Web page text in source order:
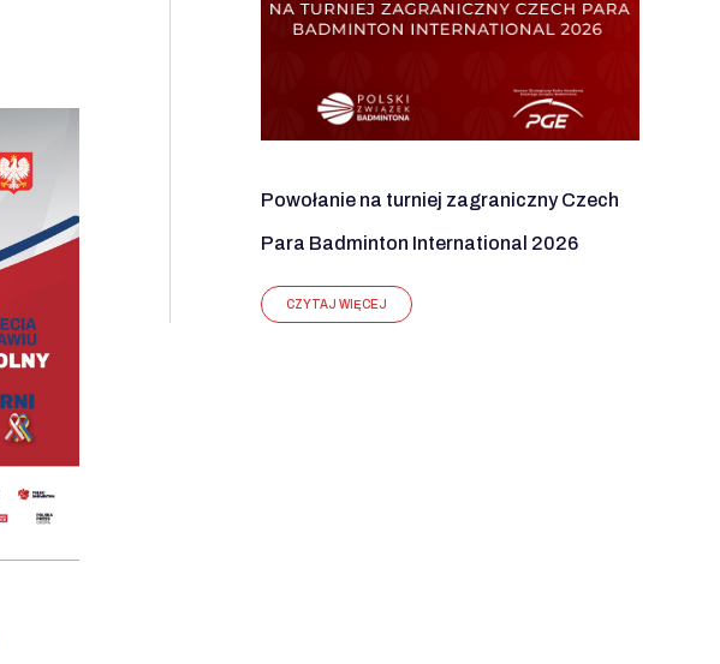
Powołanie na turniej zagraniczny Czech
Para Badminton International 2026
CZYTAJ WIĘCEJ